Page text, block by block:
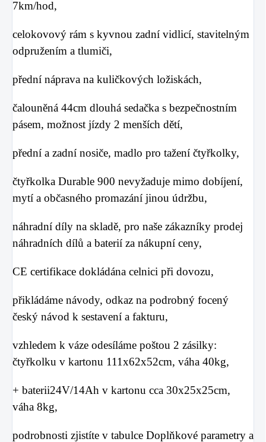
7km/hod,
celokovový rám s kyvnou zadní vidlicí, stavitelným
odpružením a tlumiči,
přední náprava na kuličkových ložiskách,
čalouněná 44cm dlouhá sedačka s bezpečnostním
pásem, možnost jízdy 2 menších dětí,
přední a zadní nosiče, madlo pro tažení čtyřkolky,
čtyřkolka Durable 900 nevyžaduje mimo dobíjení,
mytí a občasného promazání jinou údržbu,
náhradní díly na skladě, pro naše zákazníky prodej
náhradních dílů a baterií za nákupní ceny,
CE certifikace dokládána celnici při dovozu,
přikládáme návody, odkaz na podrobný focený
český návod k sestavení a fakturu,
vzhledem k váze odesíláme poštou 2 zásilky:
čtyřkolku v kartonu 111x62x52cm, váha 40kg,
+ baterii24V/14Ah v kartonu cca 30x25x25cm,
váha 8kg,
podrobnosti zjistíte v tabulce Doplňkové parametry a